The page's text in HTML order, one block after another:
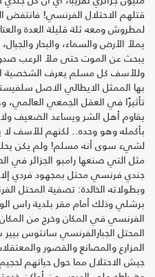
قتلهم الاحتلال الفرنسي! فانتفض
لمطروش ومعه ثلة قليلة العدة
يملأ الأرض والسماء، والبحار
يبحث عن الموت حتى ملأ الرعب
وللأسف كل مسلم يعرف الشخصية
بها الممثل الايطالي الاصل
تأثيرًا في العقل الجمعي العالمي،
يقاوم أهل الشر ويساعد الضعيف ولا
بأكمله وهو وحده.. لكنهم للأسف
لشيء سوى أنه مسلم! ولم يكن
جندي فرنسي محتل بمجهود فردي
وبطولاته الخالدة: تصفية المحتل
برشلي وذلك أمام مقر بلدية راس
الفرنسي في المكان وخرج من
المزارع والمصانع والقصور
جيش الاحتلال مما حول حياتهم